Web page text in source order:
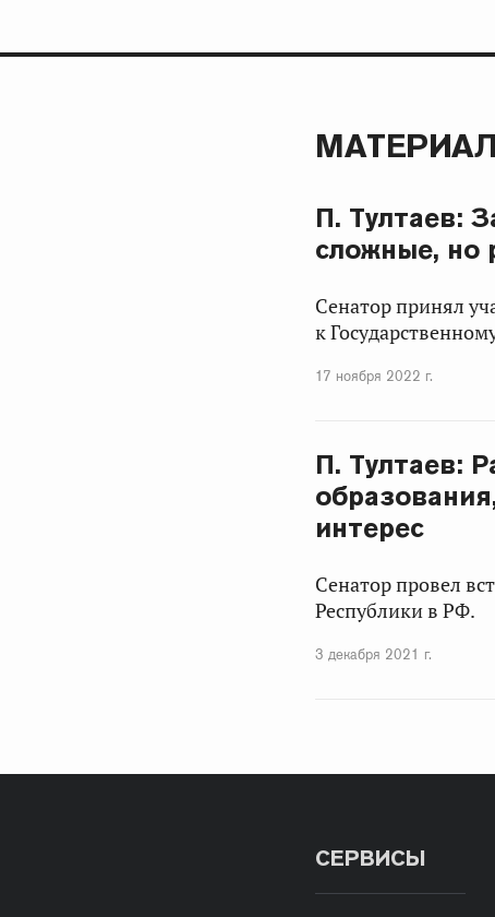
П. Тултаев:
сложные, но
Сенатор принял
к
17 ноября 2022 г.
П. Тултаев:
интерес
Сенатор провел
Республики в РФ.
3 декабря 2021 г.
СЕРВИСЫ